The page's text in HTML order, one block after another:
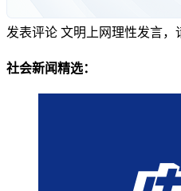
发表评论 文明上网理性发言，
社会新闻精选：